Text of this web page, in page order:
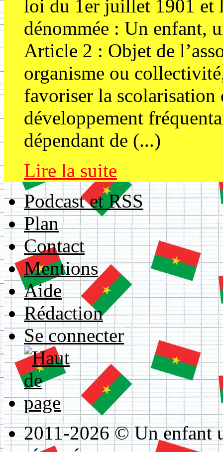
loi du 1er juillet 1901 et
dénommée : Un enfant,
Article 2 : Objet de
organisme ou
favoriser la scolarisation
développement
dépendant de (...)
Lire la suite
Podcast et RSS
Plan
Contact
Mentions
Aide
Rédaction
Se connecter
2011-2026 © Un enfant